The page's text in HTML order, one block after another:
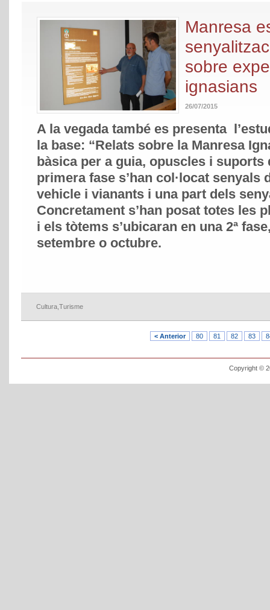
Manresa
sobre
ignasians
26/07/2015
A la vegada també es presenta
la base: “Relats sobre la Manresa
bàsica per a guia, opuscles i suports
primera fase s’han col·locat senyals
vehicle i vianants i una part dels
Concretament s’han posat totes les
i els tòtems s’ubicaran en una 2ª
setembre o octubre.
Cultura Turisme
< Anterior 80 81 82 83
Copyright ©